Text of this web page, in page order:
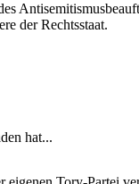
der Rechtsstaat.
hat...